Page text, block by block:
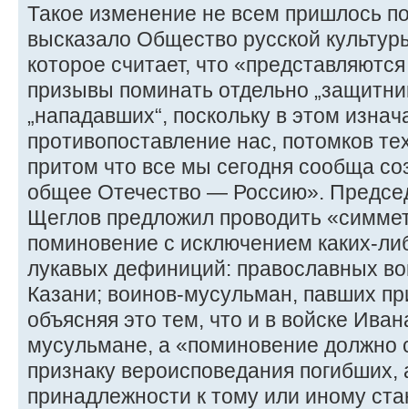
Такое изменение не всем пришлось
высказало Общество русской
которое считает, что
призывы поминать отдельно
„нападавших“, поскольку в этом
противопоставление нас, потомков
притом что все мы сегодня сообща
общее Отечество — Россию».
Щеглов предложил проводить
поминовение с исключением каких-
лукавых дефиниций: православных
Казани; воинов-мусульман, павших
объясняя это тем, что и в войске
мусульмане, а «поминовение должно
признаку вероисповедания погибших,
принадлежности к тому или иному